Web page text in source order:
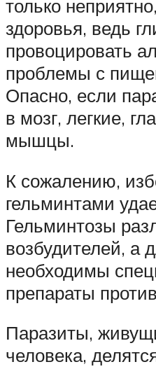
только
здоровья, ведь
провоцировать
проблемы с
Опасно, если
в мозг, легкие,
мышцы.
К сожалению,
гельминтами
Гельминтозы
возбудителей, а
необходимы
препараты
Паразиты,
человека,